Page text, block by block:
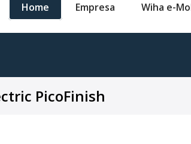
Home Empresa Wiha e-
PicoFinish